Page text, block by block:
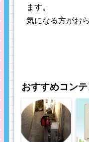
ます。
気になる方がお
おすすめコン